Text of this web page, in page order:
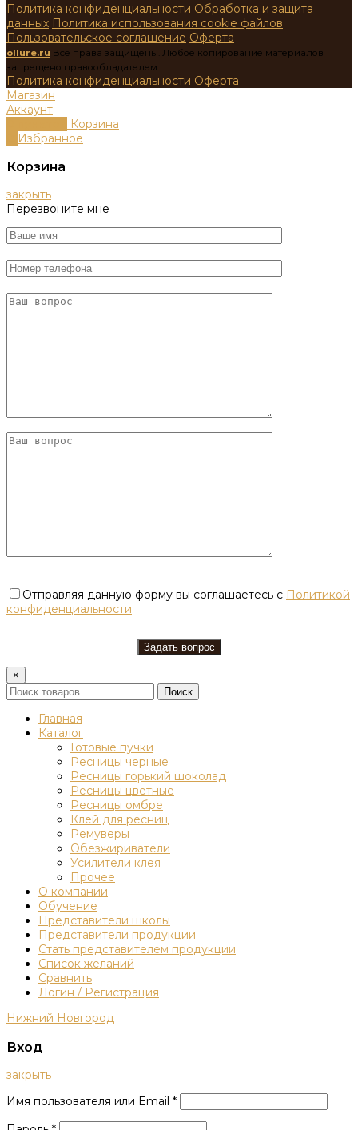
Политика конфиденциальности Обработка и защита
данных Политика использования cookie файлов
Пользовательское соглашение Оферта
ollure.ru Все права защищены. Любое копирование материалов
запрещено правообладателем.
Политика конфиденциальности Оферта
Магазин
Аккаунт
Корзина
Избранное
Корзина
закрыть
Перезвоните мне
Отправляя данную форму вы соглашаетесь с Политикой
конфиденциальности
×
Поиск
Главная
Каталог
Готовые пучки
Ресницы черные
Ресницы горький шоколад
Ресницы цветные
Ресницы омбре
Клей для ресниц
Ремуверы
Обезжириватели
Усилители клея
Прочее
О компании
Обучение
Представители школы
Представители продукции
Стать представителем продукции
Список желаний
Сравнить
Логин / Регистрация
Нижний Новгород
Вход
закрыть
Имя пользователя или Email *